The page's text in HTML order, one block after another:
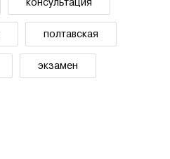
полтавская
экзамен